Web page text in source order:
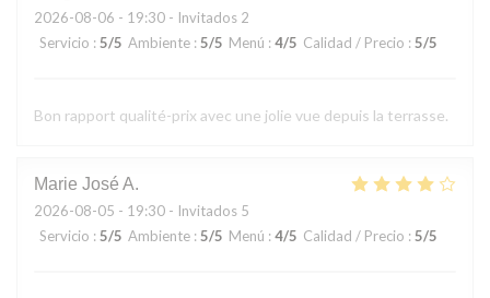
2026-08-06 - 19:30 - Invitados 2
Servicio : 5/5 Ambiente : 5/5 Menú : 4/5 Calidad / Precio : 5/5
Bon rapport qualité-prix avec une jolie vue depuis la terrasse.
Marie José A
2026-08-05 - 19:30 - Invitados 5
Servicio : 5/5 Ambiente : 5/5 Menú : 4/5 Calidad / Precio : 5/5